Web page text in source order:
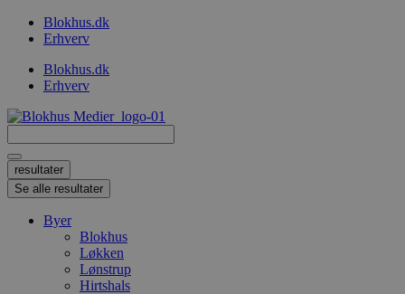
VidereBlokhus.dk
Erhverv
Blokhus.dk
Erhverv
...
resultater
Se alle resultater
Byer
Blokhus
Løkken
Lønstrup
Hirtshals